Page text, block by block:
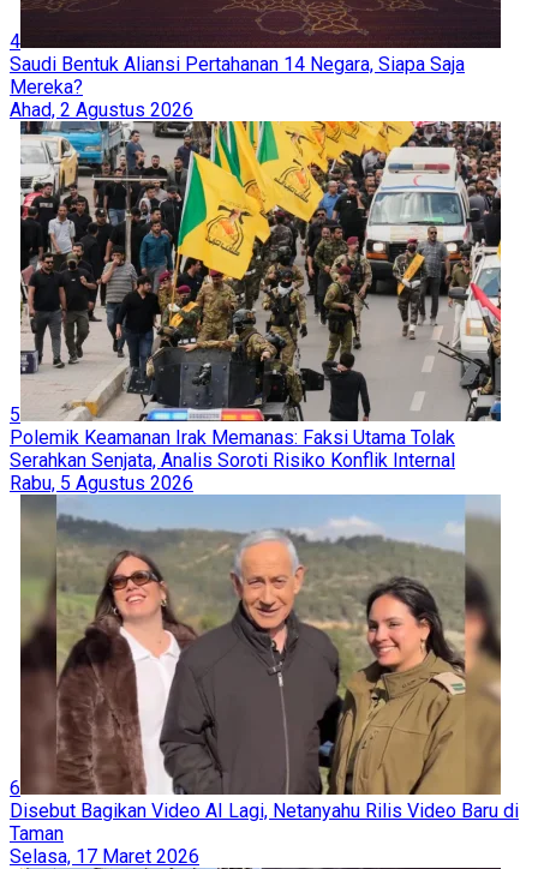
4
Saudi Bentuk Aliansi Pertahanan 14 Negara, Siapa Saja
Mereka?
Ahad, 2 Agustus 2026
5
Polemik Keamanan Irak Memanas: Faksi Utama Tolak
Serahkan Senjata, Analis Soroti Risiko Konflik Internal
Rabu, 5 Agustus 2026
6
Disebut Bagikan Video AI Lagi, Netanyahu Rilis Video Baru di
Taman
Selasa, 17 Maret 2026